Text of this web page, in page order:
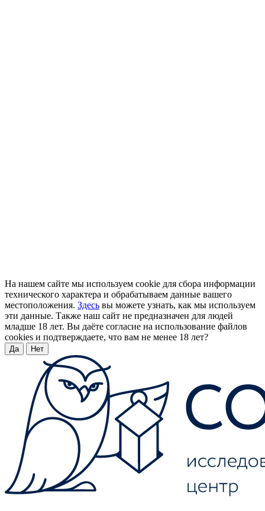
На нашем сайте мы используем cookie для сбора информации
технического характера и обрабатываем данные вашего
местоположения. Здесь вы можете узнать, как мы используем
эти данные. Также наш сайт не предназначен для людей
младше 18 лет. Вы даёте согласие на использование файлов
cookies и подтверждаете, что вам не менее 18 лет?
Да Нет